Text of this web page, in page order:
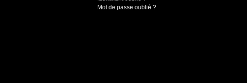
Mot de passe oublié ?